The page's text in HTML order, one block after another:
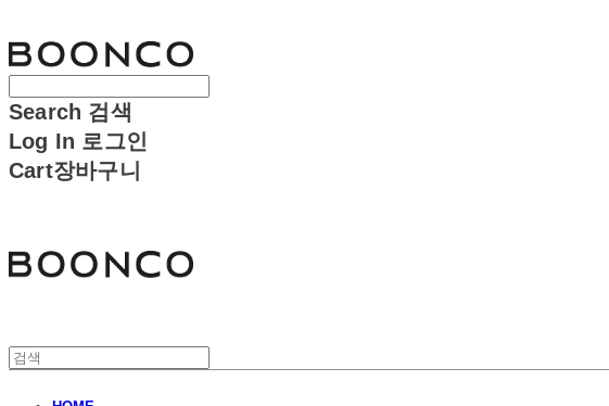
Search 검색
Log In 로그인
Cart장바구니